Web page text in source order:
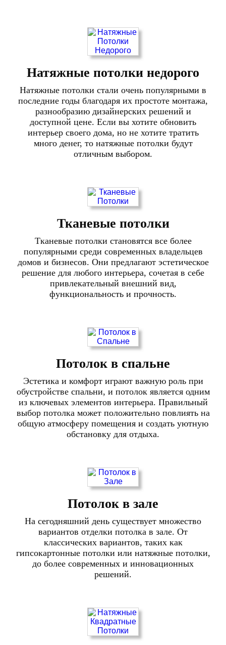
Натяжные потолки недорого
Натяжные потолки стали очень популярными в
последние годы благодаря их простоте монтажа,
разнообразию дизайнерских решений и
доступной цене. Если вы хотите обновить
интерьер своего дома, но не хотите тратить
много денег, то натяжные потолки будут
отличным выбором.
Тканевые потолки
Тканевые потолки становятся все более
популярными среди современных владельцев
домов и бизнесов. Они предлагают эстетическое
решение для любого интерьера, сочетая в себе
привлекательный внешний вид,
функциональность и прочность.
Потолок в спальне
Эстетика и комфорт играют важную роль при
обустройстве спальни, и потолок является одним
из ключевых элементов интерьера. Правильный
выбор потолка может положительно повлиять на
общую атмосферу помещения и создать уютную
обстановку для отдыха.
Потолок в зале
На сегодняшний день существует множество
вариантов отделки потолка в зале. От
классических вариантов, таких как
гипсокартонные потолки или натяжные потолки,
до более современных и инновационных
решений.